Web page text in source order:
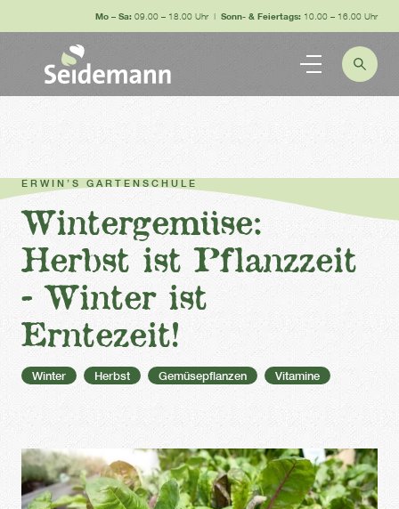
Mo – Sa: 09.00 – 18.00 Uhr | Sonn- & Feiertags: 10.00 – 16.00 Uhr
ERWIN’S GARTENSCHULE
Wintergemüse:
Herbst ist Pflanzzeit
- Winter ist
Erntezeit!
Winter Herbst Gemüsepflanzen Vitamine